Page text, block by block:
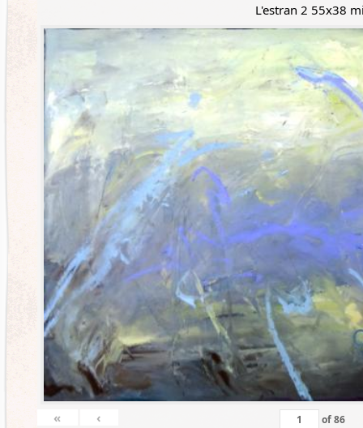
L'estran 2 55x38
« ‹ of86